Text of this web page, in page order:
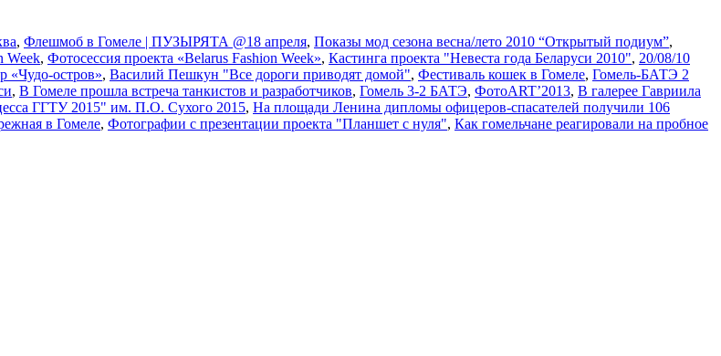
, Флешмоб в Гомеле | ПУЗЫРЯТА @18 апреля, Показы мод сезона весна/лето 2010 “Открытый подиум”,
Week, Фотосессия проекта «Belarus Fashion Week», Кастинга проекта "Невеста года Беларуси 2010", 20/08/10
«Чудо-остров», Василий Пешкун "Все дороги приводят домой", Фестиваль кошек в Гомеле, Гомель-БАТЭ 2
, В Гомеле прошла встреча танкистов и разработчиков, Гомель 3-2 БАТЭ, ФотоART’2013, В галерее Гавриила
ГГТУ 2015" им. П.О. Сухого 2015, На площади Ленина дипломы офицеров-спасателей получили 106
в Гомеле, Фотографии с презентации проекта "Планшет с нуля", Как гомельчане реагировали на пробное